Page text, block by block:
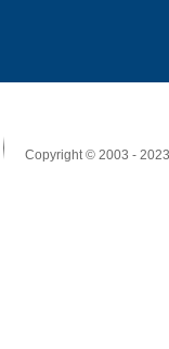
Copyright © 2003 -